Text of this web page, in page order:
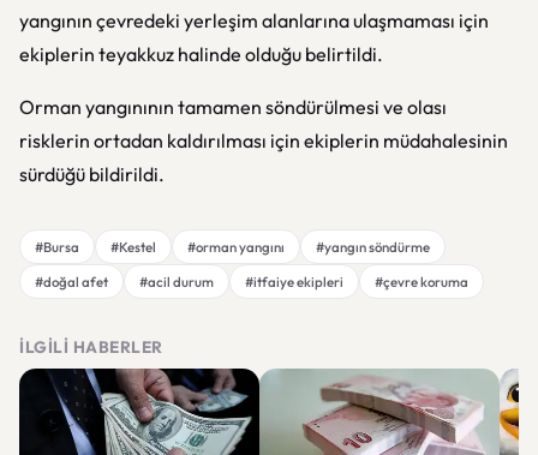
yangının çevredeki yerleşim alanlarına ulaşmaması için
ekiplerin teyakkuz halinde olduğu belirtildi.
Orman yangınının tamamen söndürülmesi ve olası
risklerin ortadan kaldırılması için ekiplerin müdahalesinin
sürdüğü bildirildi.
#Bursa #Kestel #orman yangını
#yangın söndürme
#doğal afet
#acil durum #itfaiye ekipleri #çevre koruma
İLGILI HABERLER